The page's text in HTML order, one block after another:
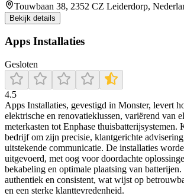
Touwbaan 38, 2352 CZ Leiderdorp,
Bekijk details
Apps Installaties
Gesloten
4.5
Apps Installaties, gevestigd in Monster, levert
elektrische en renovatieklussen, variërend van
meterkasten tot Enphase thuisbatterijsystemen.
bedrijf om zijn precisie, klantgerichte
uitstekende communicatie. De installaties
uitgevoerd, met oog voor doordachte
bekabeling en optimale plaatsing van
authentiek en consistent, wat wijst op
en een sterke klanttevredenheid.